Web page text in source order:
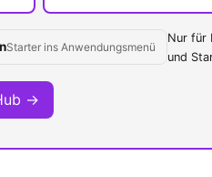
Starter ins Anwendungsmenü
Nur für
und
→